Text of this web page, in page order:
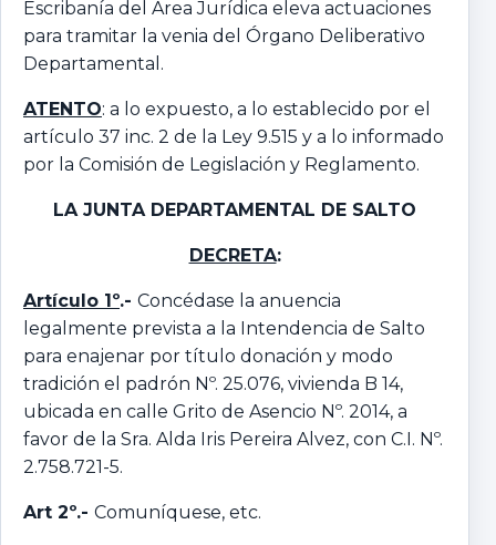
Escribanía del Área Jurídica eleva actuaciones
para tramitar la venia del Órgano Deliberativo
Departamental.
ATENTO: a lo expuesto, a lo establecido por el
artículo 37 inc. 2 de la Ley 9.515 y a lo informado
por la Comisión de Legislación y Reglamento.
LA JUNTA DEPARTAMENTAL DE SALTO
DECRETA:
Artículo 1º.- Concédase la anuencia
legalmente prevista a la Intendencia de Salto
para enajenar por título donación y modo
tradición el padrón Nº. 25.076, vivienda B 14,
ubicada en calle Grito de Asencio Nº. 2014, a
favor de la Sra. Alda Iris Pereira Alvez, con C.I. Nº.
2.758.721-5.
Art 2º.- Comuníquese, etc.